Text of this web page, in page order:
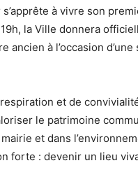
à vivre son
la Ville donnera
à l’occasion d’une
et de
le patrimoine
et dans
forte : devenir un lieu